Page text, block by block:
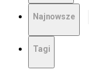
Najnowsze
Tagi